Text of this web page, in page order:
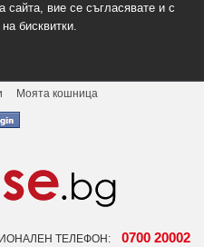
сайта, вие се съгласявате и с
бисквитки.
Моята кошница
ТЕЛЕФОН: 0700 20002